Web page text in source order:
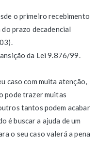
o primeiro recebimento
prazo decadencial
da Lei 9.876/99.
caso com muita atenção,
pode trazer muitas
tantos podem acabar
é buscar a ajuda de um
o seu caso valerá a pena